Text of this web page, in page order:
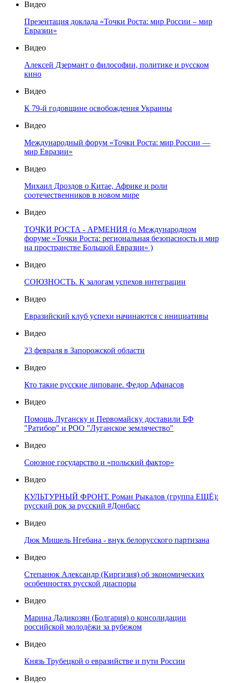
Видео
Презентация доклада «Точки Роста: мир России – мир
Евразии»
Видео
Алексей Дзермант о философии, политике и русском
кино
Видео
К 79-й годовщине освобождения Украины
Видео
Международный форум «Точки Роста: мир России —
мир Евразии»
Видео
Михаил Дроздов о Китае, Африке и роли
соотечественников в новом мире
Видео
ТОЧКИ РОСТА - АРМЕНИЯ (о Международном
форуме «Точки Роста: региональная безопасность и мир
на пространстве Большой Евразии» )
Видео
СОЮЗНОСТЬ. К залогам успехов интеграции
Видео
Евразийский клуб успехи начинаются с инициативы
Видео
23 февраля в Запорожской области
Видео
Кто такие русские липоване. Федор Афанасов
Видео
Помощь Луганску и Первомайску доставили БФ
"Ратибор" и РОО "Луганское землячество"
Видео
Союзное государство и «польский фактор»
Видео
КУЛЬТУРНЫЙ ФРОНТ. Роман Рыкалов (группа ЕЩЁ):
русский рок за русский #Донбасс
Видео
Дюк Мишель Нгебана - внук белорусского партизана
Видео
Степанюк Александр (Киргизия) об экономических
особенностях русской диаспоры
Видео
Марина Дадикозян (Болгария) о консолидации
российской молодёжи за рубежом
Видео
Князь Трубецкой о евразийстве и пути России
Видео